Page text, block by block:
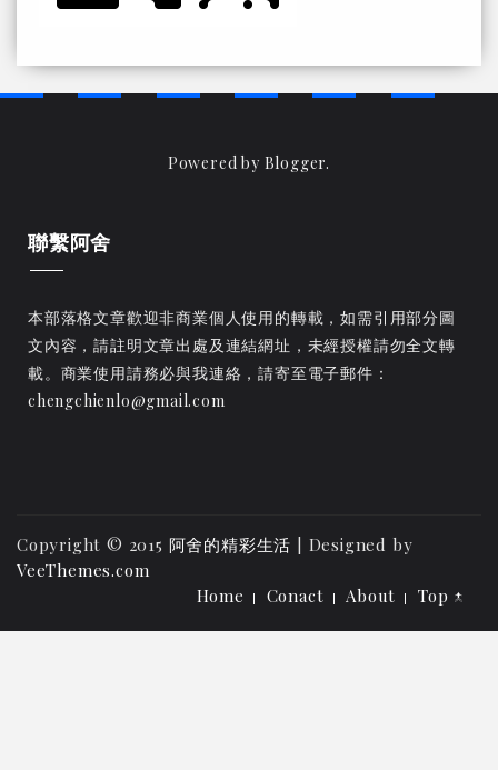
Powered by Blogger.
聯繫阿舍
本部落格文章歡迎非商業個人使用的轉載，如需引用部分圖
文內容，請註明文章出處及連結網址，未經授權請勿全文轉
載。商業使用請務必與我連絡，請寄至電子郵件：
chengchienlo@gmail.com
Copyright © 2015 阿舍的精彩生活 | Designed by
VeeThemes.com
Home
Conact About Top ↑